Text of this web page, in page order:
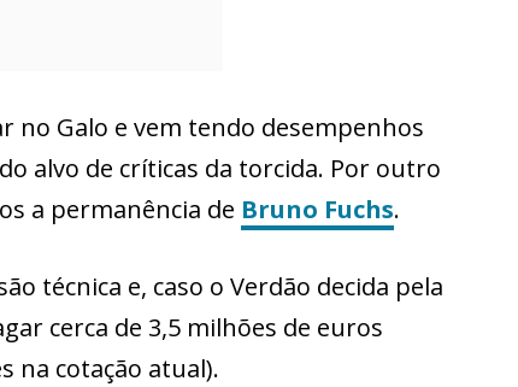
no Galo e vem tendo desempenhos
alvo de críticas da torcida. Por outro
a permanência de Bruno Fuchs.
técnica e, caso o Verdão decida pela
cerca de 3,5 milhões de euros
na cotação atual).